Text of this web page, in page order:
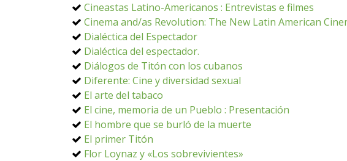
Cineastas Latino-Americanos : Entrevistas e filmes
Cinema and/as Revolution: The New Latin American
Dialéctica del Espectador
Dialéctica del espectador.
Diálogos de Titón con los cubanos
Diferente: Cine y diversidad sexual
El arte del tabaco
El cine, memoria de un Pueblo : Presentación
El hombre que se burló de la muerte
El primer Titón
Flor Loynaz y «Los sobrevivientes»